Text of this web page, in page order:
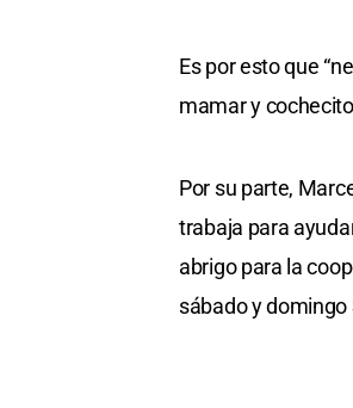
Es por esto que
mamar y
Por su parte,
trabaja para
abrigo para la
sábado y